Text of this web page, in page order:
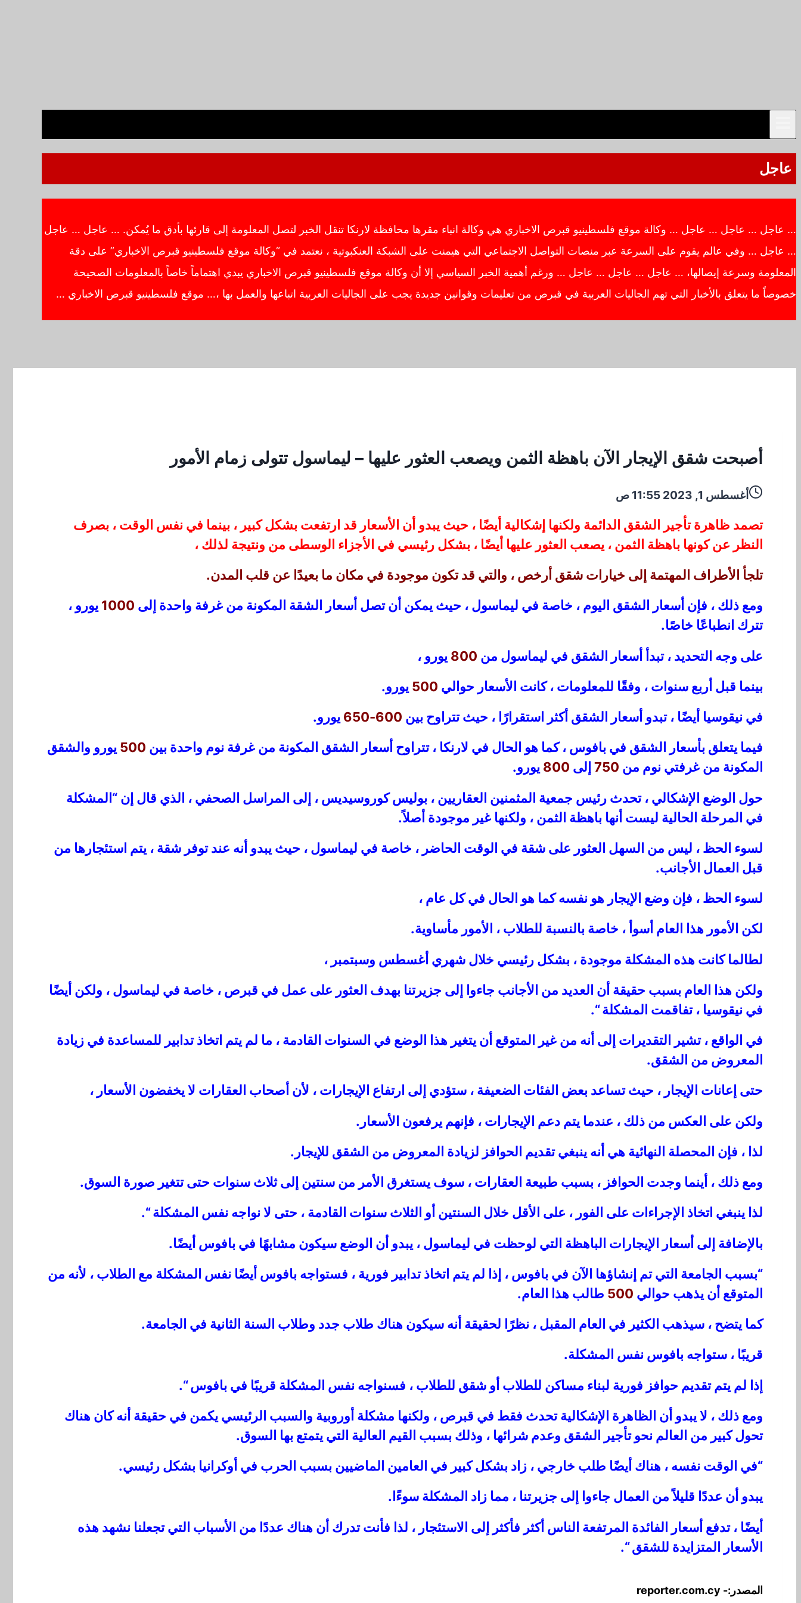
عاجل
… عاجل … عاجل … عاجل … وكالة موقع فلسطينيو قبرص الاخباري هي وكالة انباء مقرها محافظة لارنكا تنقل الخبر لتصل المعلومة إلى قارئها بأدق ما يُمكن. … عاجل … عاجل
… عاجل … وفي عالم يقوم على السرعة عبر منصات التواصل الاجتماعي التي هيمنت على الشبكة العنكبوتية ، نعتمد في “وكالة موقع فلسطينيو قبرص الاخباري” على دقة
المعلومة وسرعة إيصالها، … عاجل … عاجل … عاجل … ورغم أهمية الخبر السياسي إلا أن وكالة موقع فلسطينيو قبرص الاخباري يبدي اهتماماً خاصاً بالمعلومات الصحيحة
خصوصاً ما يتعلق بالأخبار التي تهم الجاليات العربية في قبرص من تعليمات وقوانين جديدة يجب على الجاليات العربية اتباعها والعمل بها ،… موقع فلسطينيو قبرص الاخباري …
أصبحت شقق الإيجار الآن باهظة الثمن ويصعب العثور عليها – ليماسول تتولى زمام الأمور
أغسطس 1, 2023 11:55 ص
تصمد ظاهرة تأجير الشقق الدائمة ولكنها إشكالية أيضًا ، حيث يبدو أن الأسعار قد ارتفعت بشكل كبير ، بينما في نفس الوقت ، بصرف
النظر عن كونها باهظة الثمن ، يصعب العثور عليها أيضًا ، بشكل رئيسي في الأجزاء الوسطى من ونتيجة لذلك ،
تلجأ الأطراف المهتمة إلى خيارات شقق أرخص ، والتي قد تكون موجودة في مكان ما بعيدًا عن قلب المدن.
ومع ذلك ، فإن أسعار الشقق اليوم ، خاصة في ليماسول ، حيث يمكن أن تصل أسعار الشقة المكونة من غرفة واحدة إلى 1000 يورو ،
تترك انطباعًا خاصًا.
على وجه التحديد ، تبدأ أسعار الشقق في ليماسول من 800 يورو ،
بينما قبل أربع سنوات ، وفقًا للمعلومات ، كانت الأسعار حوالي 500 يورو.
في نيقوسيا أيضًا ، تبدو أسعار الشقق أكثر استقرارًا ، حيث تتراوح بين
يورو.
فيما يتعلق بأسعار الشقق في بافوس ، كما هو الحال في لارنكا ، تتراوح أسعار الشقق المكونة من غرفة نوم واحدة بين 500 يورو والشقق
المكونة من غرفتي نوم من 750 إلى 800 يورو.
حول الوضع الإشكالي ، تحدث رئيس جمعية المثمنين العقاريين ، بوليس كوروسيديس ، إلى المراسل الصحفي ، الذي قال إن “المشكلة
في المرحلة الحالية ليست أنها باهظة الثمن ، ولكنها غير موجودة أصلاً.
لسوء الحظ ، ليس من السهل العثور على شقة في الوقت الحاضر ، خاصة في ليماسول ، حيث يبدو أنه عند توفر شقة ، يتم استئجارها من
قبل العمال الأجانب.
لسوء الحظ ، فإن وضع الإيجار هو نفسه كما هو الحال في كل عام ،
لكن الأمور هذا العام أسوأ ، خاصة بالنسبة للطلاب ، الأمور مأساوية.
لطالما كانت هذه المشكلة موجودة ، بشكل رئيسي خلال شهري أغسطس وسبتمبر ،
ولكن هذا العام بسبب حقيقة أن العديد من الأجانب جاءوا إلى جزيرتنا بهدف العثور على عمل في قبرص ، خاصة في ليماسول ، ولكن أيضًا
في نيقوسيا ، تفاقمت المشكلة “.
في الواقع ، تشير التقديرات إلى أنه من غير المتوقع أن يتغير هذا الوضع في السنوات القادمة ، ما لم يتم اتخاذ تدابير للمساعدة في زيادة
المعروض من الشقق.
حتى إعانات الإيجار ، حيث تساعد بعض الفئات الضعيفة ، ستؤدي إلى ارتفاع الإيجارات ، لأن أصحاب العقارات لا يخفضون الأسعار ،
ولكن على العكس من ذلك ، عندما يتم دعم الإيجارات ، فإنهم يرفعون الأسعار.
لذا ، فإن المحصلة النهائية هي أنه ينبغي تقديم الحوافز لزيادة المعروض من الشقق للإيجار.
ومع ذلك ، أينما وجدت الحوافز ، بسبب طبيعة العقارات ، سوف يستغرق الأمر من سنتين إلى ثلاث سنوات حتى تتغير صورة السوق.
لذا ينبغي اتخاذ الإجراءات على الفور ، على الأقل خلال السنتين أو الثلاث سنوات القادمة ، حتى لا نواجه نفس المشكلة “.
بالإضافة إلى أسعار الإيجارات الباهظة التي لوحظت في ليماسول ، يبدو أن الوضع سيكون مشابهًا في بافوس أيضًا.
“بسبب الجامعة التي تم إنشاؤها الآن في بافوس ، إذا لم يتم اتخاذ تدابير فورية ، فستواجه بافوس أيضًا نفس المشكلة مع الطلاب ، لأنه من
المتوقع أن يذهب حوالي 500 طالب هذا العام.
كما يتضح ، سيذهب الكثير في العام المقبل ، نظرًا لحقيقة أنه سيكون هناك طلاب جدد وطلاب السنة الثانية في الجامعة.
قريبًا ، ستواجه بافوس نفس المشكلة.
إذا لم يتم تقديم حوافز فورية لبناء مساكن للطلاب أو شقق للطلاب ، فسنواجه نفس المشكلة قريبًا في بافوس “.
ومع ذلك ، لا يبدو أن الظاهرة الإشكالية تحدث فقط في قبرص ، ولكنها مشكلة أوروبية والسبب الرئيسي يكمن في حقيقة أنه كان هناك
تحول كبير من العالم نحو تأجير الشقق وعدم شرائها ، وذلك بسبب القيم العالية التي يتمتع بها السوق.
“في الوقت نفسه ، هناك أيضًا طلب خارجي ، زاد بشكل كبير في العامين الماضيين بسبب الحرب في أوكرانيا بشكل رئيسي.
يبدو أن عددًا قليلاً من العمال جاءوا إلى جزيرتنا ، مما زاد المشكلة سوءًا.
أيضًا ، تدفع أسعار الفائدة المرتفعة الناس أكثر فأكثر إلى الاستئجار ، لذا فأنت تدرك أن هناك عددًا من الأسباب التي تجعلنا نشهد هذه
الأسعار المتزايدة للشقق “.
المصدر:- reporter.com.cy